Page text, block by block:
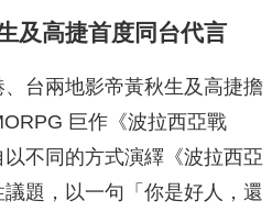
及高捷首度同台代言
台兩地影帝黃秋生及高捷擔
巨作《波拉西亞戰
不同的方式演繹《波拉西亞
題，以一句「你是好人，還